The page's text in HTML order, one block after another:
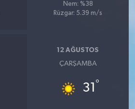
Nem: %38
Rüzgar: 5.39 m/s
12 AĞUSTOS
ÇARŞAMBA
31 °